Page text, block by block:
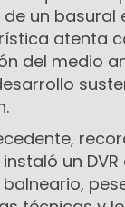
un basural
atenta
del medio
un